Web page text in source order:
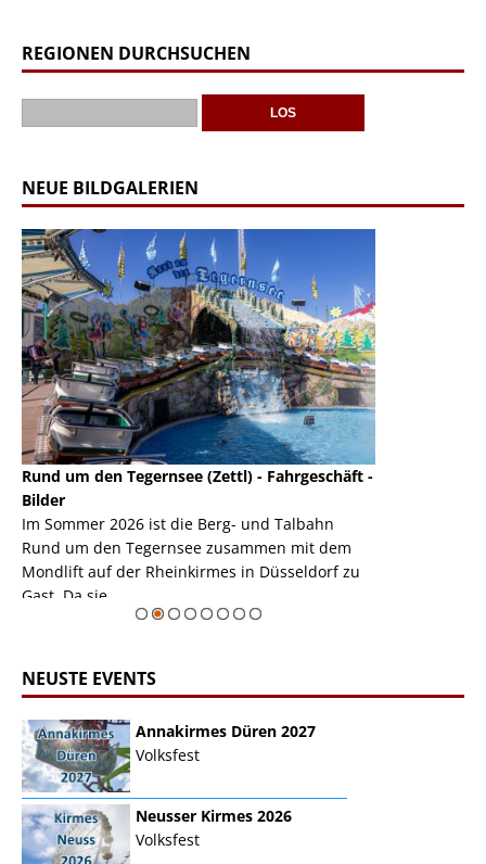
REGIONEN DURCHSUCHEN
NEUE BILDGALERIEN
Rund um den Tegernsee (Zettl) - Fahrgeschäft -
Bilder
Im Sommer 2026 ist die Berg- und Talbahn
Rund um den Tegernsee zusammen mit dem
Mondlift auf der Rheinkirmes in Düsseldorf zu
Gast. Da sie ...
NEUSTE EVENTS
Annakirmes Düren 2027
Volksfest
Neusser Kirmes 2026
Volksfest